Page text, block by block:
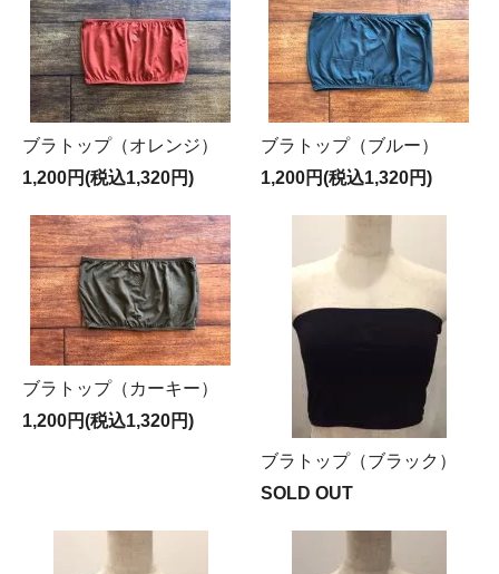
ブラトップ（オレンジ）
1,200円(税込1,320円)
ブラトップ（ブルー）
1,200円(税込1,320円)
ブラトップ（カーキー）
1,200円(税込1,320円)
ブラトップ（ブラック）
SOLD OUT